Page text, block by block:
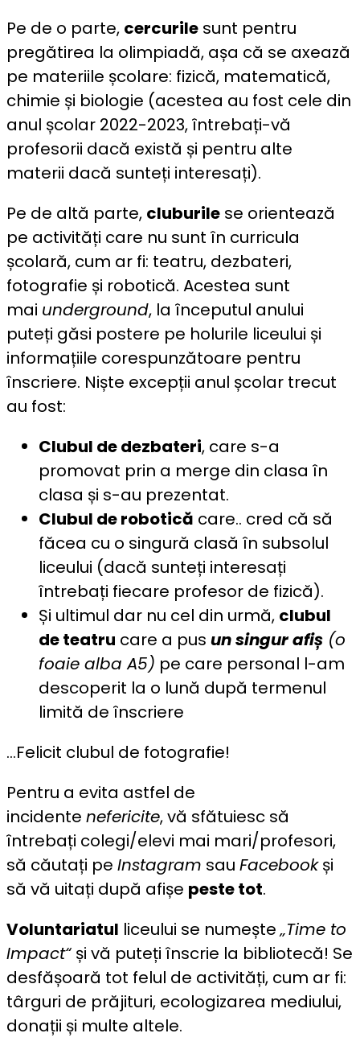
Pe de o parte, cercurile sunt pentru
pregătirea la olimpiadă, așa că se axează
pe materiile școlare: fizică, matematică,
chimie și biologie (acestea au fost cele din
anul școlar 2022-2023, întrebați-vă
profesorii dacă există și pentru alte
materii dacă sunteți interesați).
Pe de altă parte, cluburile se orientează
pe activități care nu sunt în curricula
școlară, cum ar fi: teatru, dezbateri,
fotografie și robotică. Acestea sunt
mai underground, la începutul anului
puteți găsi postere pe holurile liceului și
informațiile corespunzătoare pentru
înscriere. Niște excepții anul școlar trecut
au fost:
Clubul de dezbateri, care s-a
promovat prin a merge din clasa în
clasa și s-au prezentat.
Clubul de robotică care.. cred că să
făcea cu o singură clasă în subsolul
liceului (dacă sunteți interesați
întrebați fiecare profesor de fizică).
Și ultimul dar nu cel din urmă, clubul
de teatru care a pus un singur afiș (o
foaie alba A5) pe care personal l-am
descoperit la o lună după termenul
limită de înscriere
…Felicit clubul de fotografie!
Pentru a evita astfel de
incidente nefericite, vă sfătuiesc să
întrebați colegi/elevi mai mari/profesori,
să căutați pe Instagram sau Facebookși
să vă uitați după afișe peste tot.
Voluntariatul liceului se numește„Time to
Impact“ și vă puteți înscrie la bibliotecă! Se
desfășoară tot felul de activități, cum ar fi:
târguri de prăjituri, ecologizarea mediului,
donații și multe altele.